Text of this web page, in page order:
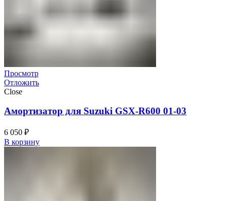
Просмотр
Отложить
Close
Амортизатор для Suzuki GSX-R600 01-03
6 050 ₽
В корзину